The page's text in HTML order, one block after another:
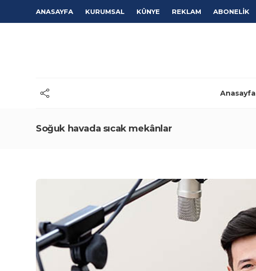
ANASAYFA KURUMSAL KÜNYE REKLAM ABONELİK
Anasayfa
Soğuk havada sıcak mekânlar